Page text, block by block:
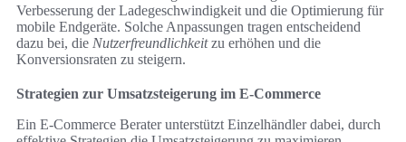
Verbesserung der Ladegeschwindigkeit und die Optimierung für
mobile Endgeräte. Solche Anpassungen tragen entscheidend
dazu bei, die Nutzerfreundlichkeitzu erhöhen und die
Konversionsraten zu steigern.
Strategien zur Umsatzsteigerung im E-Commerce
Ein E-Commerce Berater unterstützt Einzelhändler dabei, durch